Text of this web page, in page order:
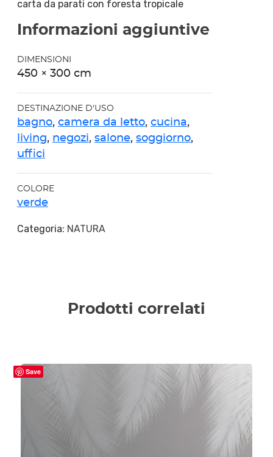
carta da parati con foresta tropicale
Informazioni aggiuntive
DIMENSIONI
450 × 300 cm
DESTINAZIONE D'USO
bagno, camera da letto, cucina,
living, negozi, salone, soggiorno,
uffici
COLORE
verde
Categoria: NATURA
Prodotti correlati
Save